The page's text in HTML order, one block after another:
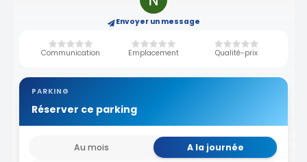
Envoyer un message
Communication Emplacement Qualité-prix
PARKING
Réserver ce parking
Au mois
A la journée